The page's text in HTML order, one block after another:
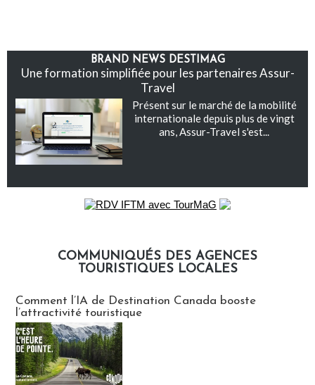
BRAND NEWS DESTIMAG
Une formation simplifiée pour les partenaires Assur-
Travel
Présent sur le marché de la mobilité
internationale depuis plus de vingt
ans, Assur-Travel s'est...
COMMUNIQUÉS DES AGENCES
TOURISTIQUES LOCALES
Comment l’IA de Destination Canada booste
l’attractivité touristique